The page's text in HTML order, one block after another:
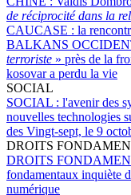
de réciprocité dans la
CAUCASE : la
BALKANS
terroriste » près de la
kosovar a perdu la vie
SOCIAL
SOCIAL : l'avenir des
nouvelles technologies
des Vingt-sept, le 9
DROITS
DROITS
fondamentaux inquiète
numérique